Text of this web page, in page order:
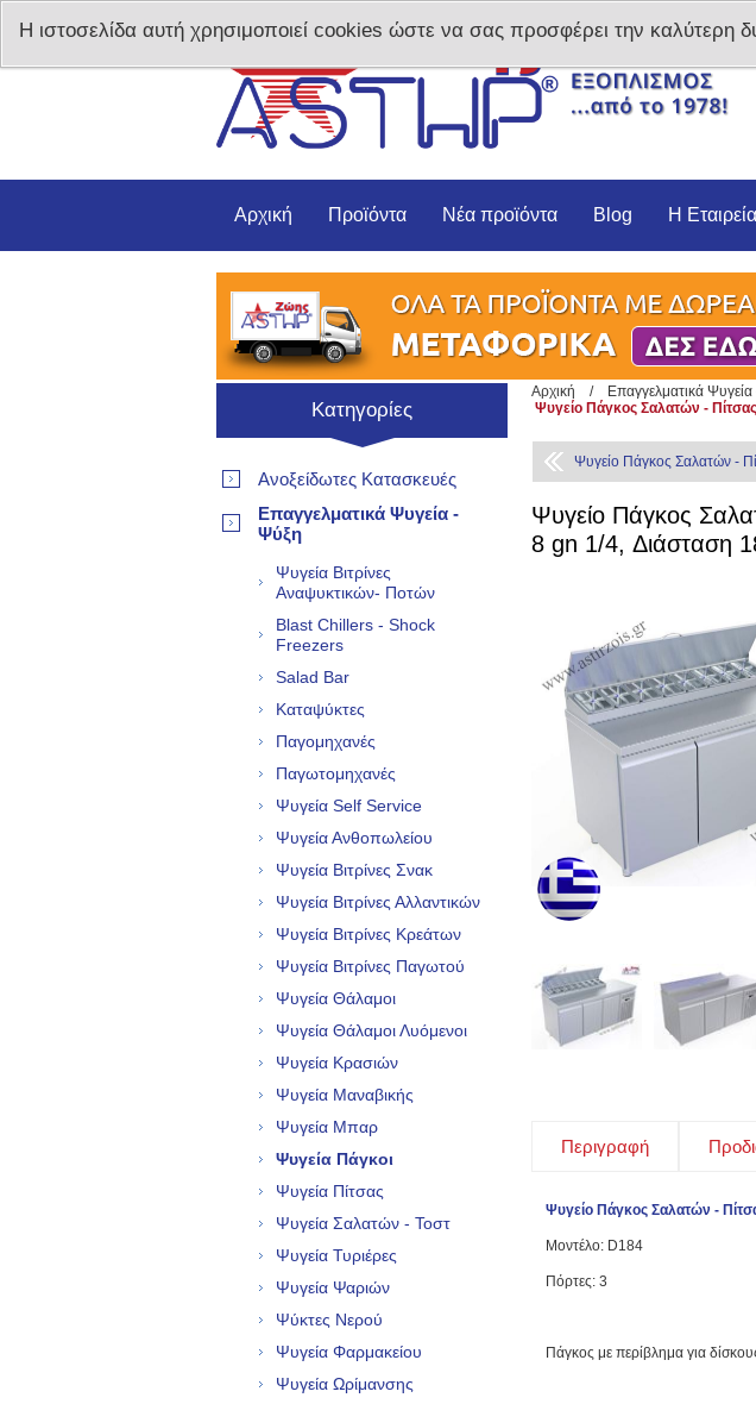
Αρχική Προϊόντα Νέα προϊόντα Blog Η Εταιρεία
Αρχική / Επαγγελματικά
Ψυγείο Πάγκος Σαλατών -
Ψυγείο Πάγκος Σαλατών -
Ψυγείο Πάγκος
8 gn 1/4, Διάσταση
Περιγραφή
Ψυγείο Πάγκος Σαλατών -
Μοντέλο: D184
Πόρτες: 3
Πάγκος με περίβλημα για
Κατηγορίες
Ανοξείδωτες Κατασκευές
Επαγγελματικά Ψυγεία -
Ψύξη
Ψυγεία Βιτρίνες
Αναψυκτικών- Ποτών
Blast Chillers - Shock
Freezers
Salad Bar
Καταψύκτες
Παγομηχανές
Παγωτομηχανές
Ψυγεία Self Service
Ψυγεία Ανθοπωλείου
Ψυγεία Βιτρίνες Σνακ
Ψυγεία Βιτρίνες Αλλαντικών
Ψυγεία Βιτρίνες Κρεάτων
Ψυγεία Βιτρίνες Παγωτού
Ψυγεία Θάλαμοι
Ψυγεία Θάλαμοι Λυόμενοι
Ψυγεία Κρασιών
Ψυγεία Μαναβικής
Ψυγεία Μπαρ
Ψυγεία Πάγκοι
Ψυγεία Πίτσας
Ψυγεία Σαλατών - Τοστ
Ψυγεία Τυριέρες
Ψυγεία Ψαριών
Ψύκτες Νερού
Ψυγεία Φαρμακείου
Ψυγεία Ωρίμανσης
Η ιστοσελίδα αυτή χρησιμοποιεί cookies ώστε να σας προσφέρει την καλύτερη